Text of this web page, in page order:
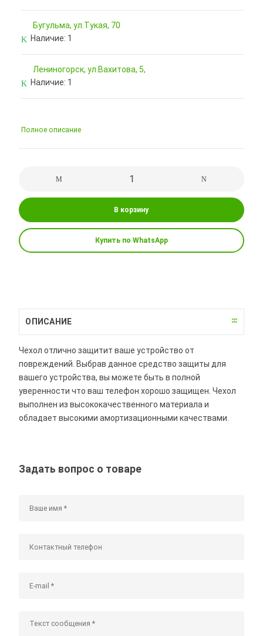
Бугульма, ул.Тукая, 70
Наличие: 1
Лениногорск, ул.Вахитова, 5,
Наличие: 1
Полное описание
В корзину
Купить по WhatsApp
ОПИСАНИЕ
Чехол отлично защитит ваше устройство от
повреждений. Выбрав данное средство защиты для
вашего устройства, вы можете быть в полной
уверенности что ваш телефон хорошо защищен. Чехол
выполнен из высококачественного материала и
обладает высокими амортизационными качествами.
Задать вопрос о товаре